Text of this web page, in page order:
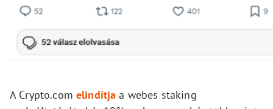
A Crypto.com elindítja a webes staking